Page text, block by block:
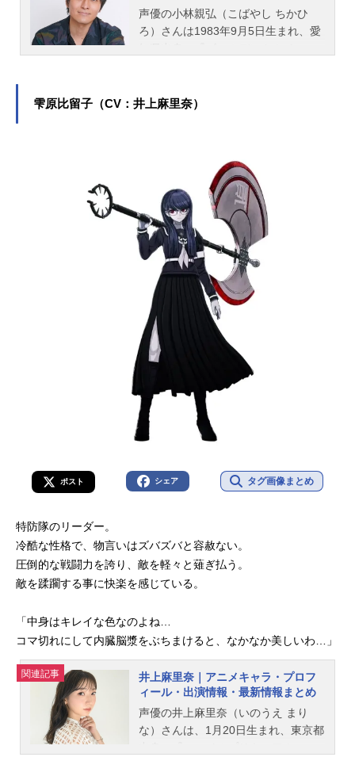
声優の小林親弘（こばやし ちかひ
ろ）さんは1983年9月5日生まれ、愛
ラクターを演じています。こちらで
雫原比留子（CV：井上麻里奈）
ポスト シェア タグ画像まとめ
特防隊のリーダー。
冷酷な性格で、物言いはズバズバと容赦ない。
圧倒的な戦闘力を誇り、敵を軽々と薙ぎ払う。
敵を蹂躙する事に快楽を感じている。
「中身はキレイな色なのよね…
コマ切れにして内臓脳漿をぶちまけると、なかなか美しいわ…」
関連記事
井上麻里奈｜アニメキャラ・プロフ
ィール・出演情報・最新情報まとめ
声優の井上麻里奈（いのうえ まり
な）さんは、1月20日生まれ、東京都